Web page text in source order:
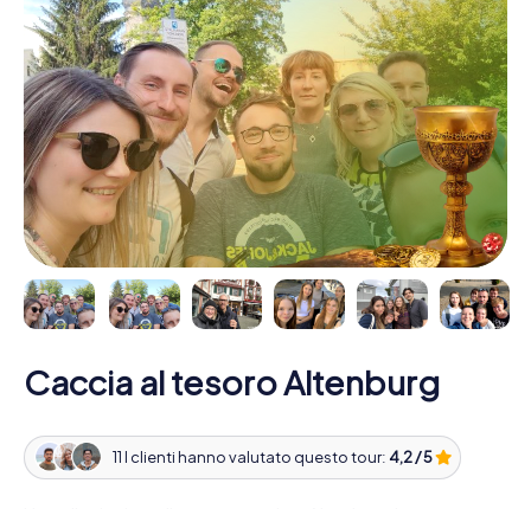
Caccia al tesoro Altenburg
11 I clienti hanno valutato questo tour: 4,2 / 5